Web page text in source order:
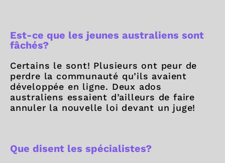
Est-ce que les jeunes australiens sont
fâchés?
Certains le sont! Plusieurs ont peur de
perdre la communauté qu’ils avaient
développée en ligne. Deux ados
australiens essaient d’ailleurs de faire
annuler la nouvelle loi devant un juge!
Que disent les spécialistes?